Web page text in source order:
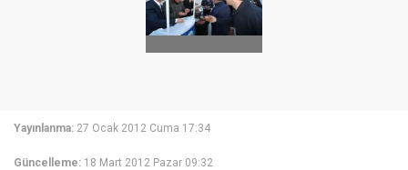
Yayınlanma: 27 Ocak 2012 Cuma 17:34
Güncelleme: 18 Mart 2012 Pazar 09:32